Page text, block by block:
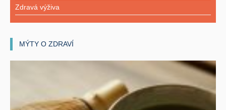
Zdravá výživa
MÝTY O ZDRAVÍ